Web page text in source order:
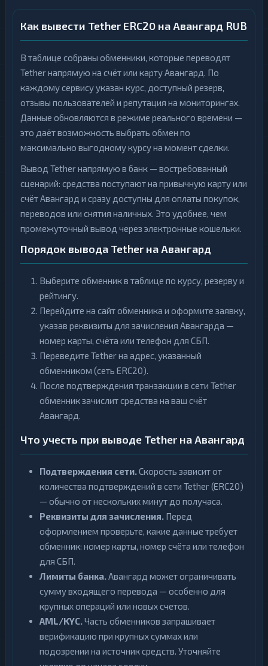
Как вывести Tether ERC20 на Авангард RUB
В таблице собраны обменники, которые переводят
Tether напрямую на счёт или карту Авангард. По
каждому сервису указан курс, доступный резерв,
отзывы пользователей и репутация на мониторингах.
Данные обновляются в режиме реального времени —
это даёт возможность выбрать обмен по
максимально выгодному курсу на момент сделки.
Вывод Tether напрямую в банк — востребованный
сценарий: средства поступают на привычную карту или
счёт Авангард и сразу доступны для оплаты покупок,
переводов или снятия наличных. Это удобнее, чем
промежуточный вывод через электронные кошельки.
Порядок вывода Tether на Авангард
Выберите обменник в таблице по курсу, резерву и
рейтингу.
Перейдите на сайт обменника и оформите заявку,
указав реквизиты для зачисления Авангарда —
номер карты, счёта или телефон для СБП.
Переведите Tether на адрес, указанный
обменником (сеть ERC20).
После подтверждения транзакции в сети Tether
обменник зачислит средства на ваш счёт
Авангард.
Что учесть при выводе Tether на Авангард
Подтверждения сети.Скорость зависит от
количества подтверждений в сети Tether (ERC20)
— обычно от нескольких минут до получаса.
Реквизиты для зачисления. Перед
оформлением проверьте, какие данные требует
обменник: номер карты, номер счёта или телефон
для СБП.
Лимиты банка.Авангард может ограничивать
сумму входящего перевода — особенно для
крупных операций или новых счетов.
AML/KYC.Часть обменников запрашивает
верификацию при крупных суммах или
подозрении на источник средств. Уточняйте